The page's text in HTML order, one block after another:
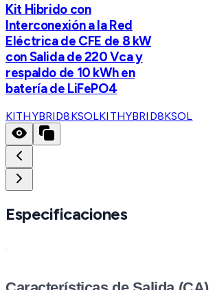
Kit Hibrido con
Interconexión a la Red
Eléctrica de CFE de 8 kW
con Salida de 220 Vca y
respaldo de 10 kWh en
batería de LiFePO4
KITHYBRID8KSOLKITHYBRID8KSOL
Especificaciones